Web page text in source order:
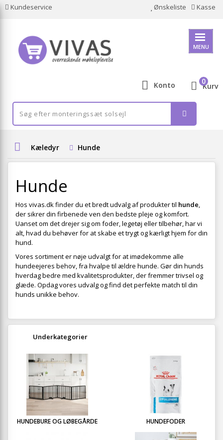
Kundeservice Ønskeliste Kasse
MENU
Konto Kurv
0
Kæledyr Hunde
Hunde
Hos vivas.dk finder du et bredt udvalg af produkter til hunde,
der sikrer din firbenede ven den bedste pleje og komfort.
Uanset om det drejer sig om foder, legetøj eller tilbehør, har vi
alt, hvad du behøver for at skabe et trygt og kærligt hjem for din
hund.
Vores sortiment er nøje udvalgt for at imødekomme alle
hundeejeres behov, fra hvalpe til ældre hunde. Gør din hunds
hverdag bedre med kvalitetsprodukter, der fremmer trivsel og
glæde. Opdag vores udvalg og find det perfekte match til din
hunds unikke behov.
Underkategorier
HUNDEBURE OG LØBEGÅRDE HUNDEFODER